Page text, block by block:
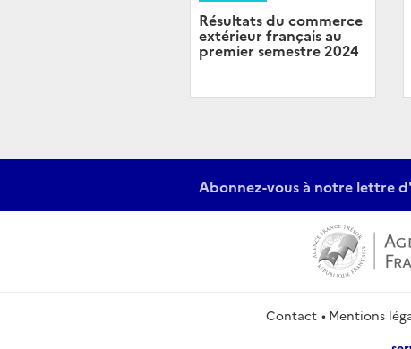
Résultats du commerce
extérieur français au
premier semestre 2024
Abonnez-vous à notre lettre
Contact Mentions